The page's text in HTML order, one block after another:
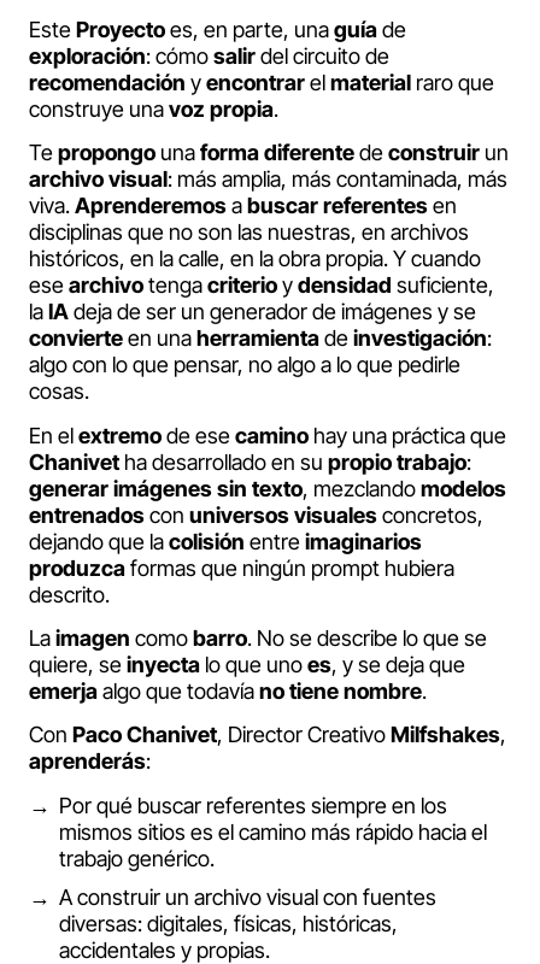
EsteProyectoes, en parte, unaguíade
exploración: cómosalirdel circuito de
recomendación yencontrarelmaterial raro que
construye unavoz propia.
Tepropongo unaformadiferentedeconstruir un
archivovisual: más amplia, más contaminada, más
viva.Aprenderemosabuscarreferentesen
disciplinas que no son las nuestras, en archivos
históricos, en la calle, en la obra propia. Y cuando
esearchivotengacriterioydensidad suficiente,
laIAdeja de ser un generador de imágenes y se
convierteen unaherramientadeinvestigación:
algo con lo que pensar, no algo a lo que pedirle
cosas.
En elextremode esecamino hay una práctica que
Chanivet ha desarrollado en su propiotrabajo:
generarimágenessin texto, mezclandomodelos
entrenadoscon universosvisualesconcretos,
dejando que lacolisión entreimaginarios
produzcaformas que ningún prompt hubiera
descrito.
Laimagen comobarro. No se describe lo que se
quiere, seinyecta lo que unoes, y se deja que
emerjaalgo que todavíano tiene nombre.
Con Paco Chanivet, Director CreativoMilfshakes,
aprenderás:
Por qué buscar referentes siempre en los
mismos sitios es el camino más rápido hacia el
trabajo genérico.
A construir un archivo visual con fuentes
diversas: digitales, físicas, históricas,
accidentales y propias.